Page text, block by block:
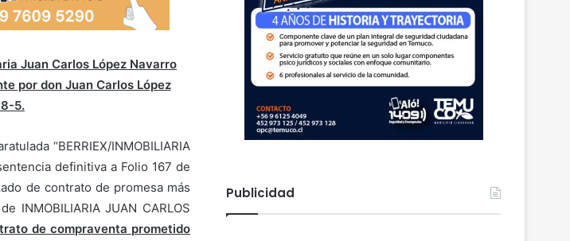
Juan Carlos López Navarro
por don Juan Carlos López
5.
“BERRIEX/INMOBILIARIA
definitiva a Folio 167 de
de contrato de promesa más
INMOBILIARIA JUAN CARLOS
de compraventa prometido
Publicidad